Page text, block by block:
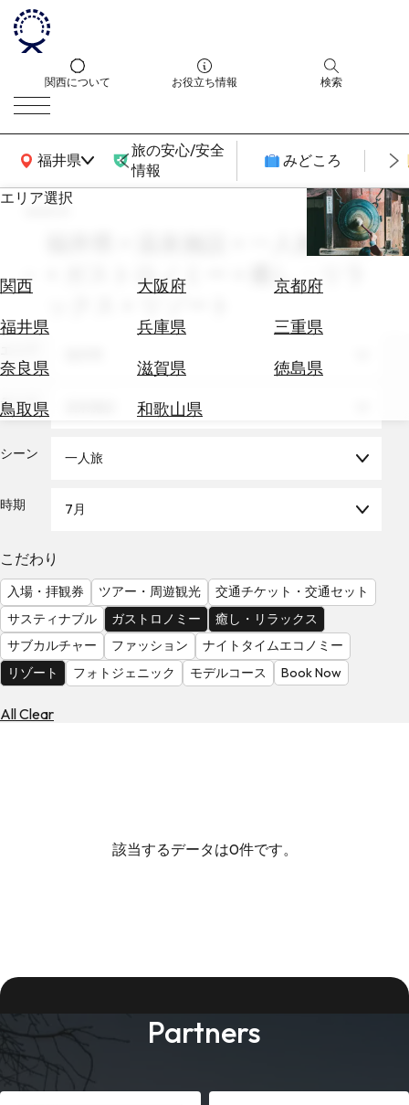
関西について お役立ち情報 検索
福井県
関西広域MAP
旅の安心/安全
情報
みどころ
エリア選択
関西 大阪府
京都府
福井県
兵庫県
三重県
奈良県
滋賀県
徳島県
鳥取県
和歌山県
エ
券
テ
を
を
見
る
search
福井県 × 温泉施設 × 一人旅 × 7月
× ガストロノミー × 癒し・リラ
テーマ
シーン 一人旅
時期 7月
こだわり
入場・拝観券 ツアー・周遊観光
交通チケット・交通セット
サスティナブル
ガストロノミー
癒し・リラックス
サブカルチャー
ファッション
ナイトタイムエコノミー
リゾート
フォトジェニック モデルコース Book Now
All Clear
該当するデータは0件です。
Partners